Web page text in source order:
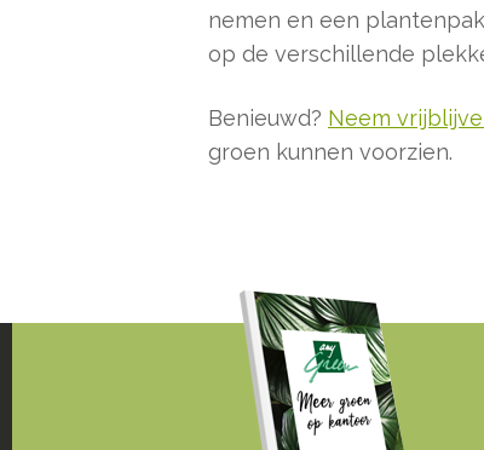
nemen en een
op de verschillende
Benieuwd? Neem
groen kunnen voorzien.